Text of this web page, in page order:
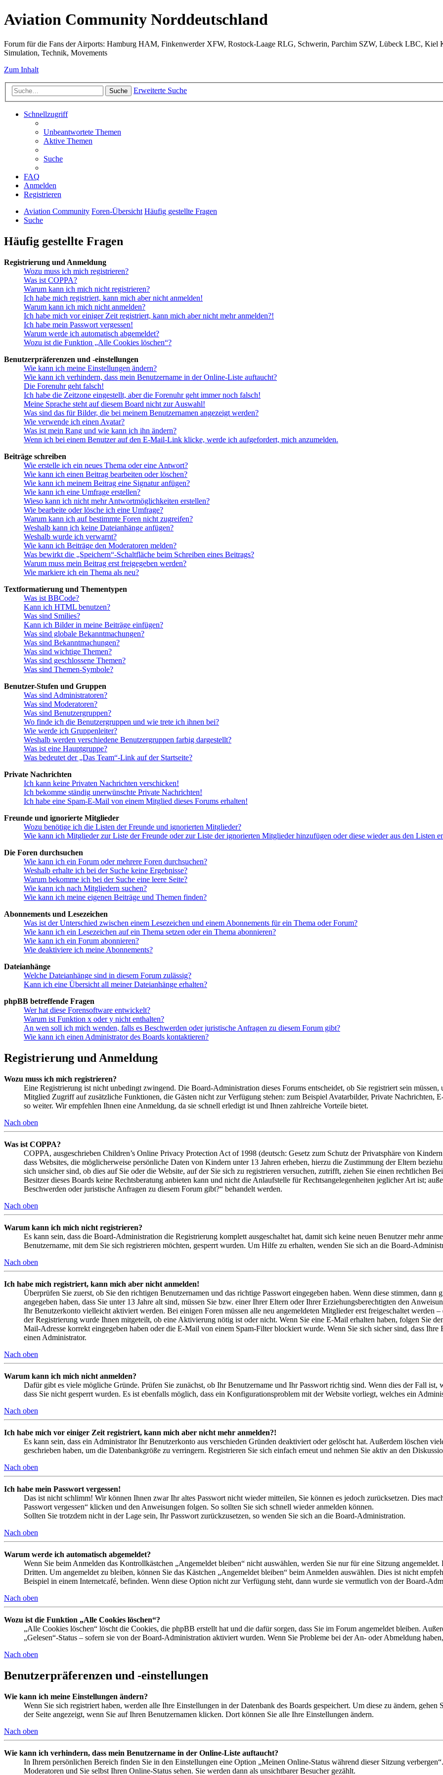
Aviation Community Norddeutschland
Forum für die Fans der Airports: Hamburg HAM, Finkenwerder XFW, Rostock-Laage RLG, Schwerin, Parchim SZW, Lübeck LBC, Kiel
Simulation, Technik, Movements
Zum Inhalt
Suche Erweiterte Suche
Schnellzugriff
Unbeantwortete Themen
Aktive Themen
Suche
FAQ
Anmelden
Registrieren
Aviation Community Foren-Übersicht Häufig gestellte Fragen
Suche
Häufig gestellte Fragen
Registrierung und Anmeldung
Wozu muss ich mich registrieren?
Was ist COPPA?
Warum kann ich mich nicht registrieren?
Ich habe mich registriert, kann mich aber nicht anmelden!
Warum kann ich mich nicht anmelden?
Ich habe mich vor einiger Zeit registriert, kann mich aber nicht mehr anmelden?!
Ich habe mein Passwort vergessen!
Warum werde ich automatisch abgemeldet?
Wozu ist die Funktion „Alle Cookies löschen“?
Benutzerpräferenzen und -einstellungen
Wie kann ich meine Einstellungen ändern?
Wie kann ich verhindern, dass mein Benutzername in der Online-Liste auftaucht?
Die Forenuhr geht falsch!
Ich habe die Zeitzone eingestellt, aber die Forenuhr geht immer noch falsch!
Meine Sprache steht auf diesem Board nicht zur Auswahl!
Was sind das für Bilder, die bei meinem Benutzernamen angezeigt werden?
Wie verwende ich einen Avatar?
Was ist mein Rang und wie kann ich ihn ändern?
Wenn ich bei einem Benutzer auf den E-Mail-Link klicke, werde ich aufgefordert, mich anzumelden.
Beiträge schreiben
Wie erstelle ich ein neues Thema oder eine Antwort?
Wie kann ich einen Beitrag bearbeiten oder löschen?
Wie kann ich meinem Beitrag eine Signatur anfügen?
Wie kann ich eine Umfrage erstellen?
Wieso kann ich nicht mehr Antwortmöglichkeiten erstellen?
Wie bearbeite oder lösche ich eine Umfrage?
Warum kann ich auf bestimmte Foren nicht zugreifen?
Weshalb kann ich keine Dateianhänge anfügen?
Weshalb wurde ich verwarnt?
Wie kann ich Beiträge den Moderatoren melden?
Was bewirkt die „Speichern“-Schaltfläche beim Schreiben eines Beitrags?
Warum muss mein Beitrag erst freigegeben werden?
Wie markiere ich ein Thema als neu?
Textformatierung und Thementypen
Was ist BBCode?
Kann ich HTML benutzen?
Was sind Smilies?
Kann ich Bilder in meine Beiträge einfügen?
Was sind globale Bekanntmachungen?
Was sind Bekanntmachungen?
Was sind wichtige Themen?
Was sind geschlossene Themen?
Was sind Themen-Symbole?
Benutzer-Stufen und Gruppen
Was sind Administratoren?
Was sind Moderatoren?
Was sind Benutzergruppen?
Wo finde ich die Benutzergruppen und wie trete ich ihnen bei?
Wie werde ich Gruppenleiter?
Weshalb werden verschiedene Benutzergruppen farbig dargestellt?
Was ist eine Hauptgruppe?
Was bedeutet der „Das Team“-Link auf der Startseite?
Private Nachrichten
Ich kann keine Privaten Nachrichten verschicken!
Ich bekomme ständig unerwünschte Private Nachrichten!
Ich habe eine Spam-E-Mail von einem Mitglied dieses Forums erhalten!
Freunde und ignorierte Mitglieder
Wozu benötige ich die Listen der Freunde und ignorierten Mitglieder?
Wie kann ich Mitglieder zur Liste der Freunde oder zur Liste der ignorierten Mitglieder hinzufügen oder diese wieder aus den Listen
Die Foren durchsuchen
Wie kann ich ein Forum oder mehrere Foren durchsuchen?
Weshalb erhalte ich bei der Suche keine Ergebnisse?
Warum bekomme ich bei der Suche eine leere Seite?
Wie kann ich nach Mitgliedern suchen?
Wie kann ich meine eigenen Beiträge und Themen finden?
Abonnements und Lesezeichen
Was ist der Unterschied zwischen einem Lesezeichen und einem Abonnements für ein Thema oder Forum?
Wie kann ich ein Lesezeichen auf ein Thema setzen oder ein Thema abonnieren?
Wie kann ich ein Forum abonnieren?
Wie deaktiviere ich meine Abonnements?
Dateianhänge
Welche Dateianhänge sind in diesem Forum zulässig?
Kann ich eine Übersicht all meiner Dateianhänge erhalten?
phpBB betreffende Fragen
Wer hat diese Forensoftware entwickelt?
Warum ist Funktion x oder y nicht enthalten?
An wen soll ich mich wenden, falls es Beschwerden oder juristische Anfragen zu diesem Forum gibt?
Wie kann ich einen Administrator des Boards kontaktieren?
Registrierung und Anmeldung
Wozu muss ich mich registrieren?
Eine Registrierung ist nicht unbedingt zwingend. Die Board-Administration dieses Forums entscheidet, ob Sie registriert sein
Mitglied Zugriff auf zusätzliche Funktionen, die Gästen nicht zur Verfügung stehen: zum Beispiel Avatarbilder, Private Nachrichten,
so weiter. Wir empfehlen Ihnen eine Anmeldung, da sie schnell erledigt ist und Ihnen zahlreiche Vorteile bietet.
Nach oben
Was ist COPPA?
COPPA, ausgeschrieben Children’s Online Privacy Protection Act of 1998 (deutsch: Gesetz zum Schutz der Privatsphäre von
dass Websites, die möglicherweise persönliche Daten von Kindern unter 13 Jahren erheben, hierzu die Zustimmung der Eltern
sich unsicher sind, ob dies auf Sie oder die Website, auf der Sie sich zu registrieren versuchen, zutrifft, ziehen Sie einen rechtlichen
Besitzer dieses Boards keine Rechtsberatung anbieten kann und nicht die Anlaufstelle für Rechtsangelegenheiten jeglicher Art ist;
Beschwerden oder juristische Anfragen zu diesem Forum gibt?“ behandelt werden.
Nach oben
Warum kann ich mich nicht registrieren?
Es kann sein, dass die Board-Administration die Registrierung komplett ausgeschaltet hat, damit sich keine neuen Benutzer mehr
Benutzername, mit dem Sie sich registrieren möchten, gesperrt wurden. Um Hilfe zu erhalten, wenden Sie sich an die Board-
Nach oben
Ich habe mich registriert, kann mich aber nicht anmelden!
Überprüfen Sie zuerst, ob Sie den richtigen Benutzernamen und das richtige Passwort eingegeben haben. Wenn diese stimmen, dann
angegeben haben, dass Sie unter 13 Jahre alt sind, müssen Sie bzw. einer Ihrer Eltern oder Ihrer Erziehungsberechtigten den
Ihr Benutzerkonto vielleicht aktiviert werden. Bei einigen Foren müssen alle neu angemeldeten Mitglieder erst freigeschaltet werden
der Registrierung wurde Ihnen mitgeteilt, ob eine Aktivierung nötig ist oder nicht. Wenn Sie eine E-Mail erhalten haben, folgen Sie
Mail-Adresse korrekt eingegeben haben oder die E-Mail von einem Spam-Filter blockiert wurde. Wenn Sie sich sicher sind, dass
einen Administrator.
Nach oben
Warum kann ich mich nicht anmelden?
Dafür gibt es viele mögliche Gründe. Prüfen Sie zunächst, ob Ihr Benutzername und Ihr Passwort richtig sind. Wenn dies der Fall ist,
dass Sie nicht gesperrt wurden. Es ist ebenfalls möglich, dass ein Konfigurationsproblem mit der Website vorliegt, welches ein
Nach oben
Ich habe mich vor einiger Zeit registriert, kann mich aber nicht mehr anmelden?!
Es kann sein, dass ein Administrator Ihr Benutzerkonto aus verschieden Gründen deaktiviert oder gelöscht hat. Außerdem löschen
geschrieben haben, um die Datenbankgröße zu verringern. Registrieren Sie sich einfach erneut und nehmen Sie aktiv an den
Nach oben
Ich habe mein Passwort vergessen!
Das ist nicht schlimm! Wir können Ihnen zwar Ihr altes Passwort nicht wieder mitteilen, Sie können es jedoch zurücksetzen. Dies
Passwort vergessen“ klicken und den Anweisungen folgen. So sollten Sie sich schnell wieder anmelden können.
Sollten Sie trotzdem nicht in der Lage sein, Ihr Passwort zurückzusetzen, so wenden Sie sich an die Board-Administration.
Nach oben
Warum werde ich automatisch abgemeldet?
Wenn Sie beim Anmelden das Kontrollkästchen „Angemeldet bleiben“ nicht auswählen, werden Sie nur für eine Sitzung
Dritten. Um angemeldet zu bleiben, können Sie das Kästchen „Angemeldet bleiben“ beim Anmelden auswählen. Dies ist nicht
Beispiel in einem Internetcafé, befinden. Wenn diese Option nicht zur Verfügung steht, dann wurde sie vermutlich von der Board-
Nach oben
Wozu ist die Funktion „Alle Cookies löschen“?
„Alle Cookies löschen“ löscht die Cookies, die phpBB erstellt hat und die dafür sorgen, dass Sie im Forum angemeldet bleiben.
„Gelesen“-Status – sofern sie von der Board-Administration aktiviert wurden. Wenn Sie Probleme bei der An- oder Abmeldung
Nach oben
Benutzerpräferenzen und -einstellungen
Wie kann ich meine Einstellungen ändern?
Wenn Sie sich registriert haben, werden alle Ihre Einstellungen in der Datenbank des Boards gespeichert. Um diese zu ändern,
der Seite angezeigt, wenn Sie auf Ihren Benutzernamen klicken. Dort können Sie alle Ihre Einstellungen ändern.
Nach oben
Wie kann ich verhindern, dass mein Benutzername in der Online-Liste auftaucht?
In Ihrem persönlichen Bereich finden Sie in den Einstellungen eine Option „Meinen Online-Status während dieser Sitzung
Moderatoren und Sie selbst Ihren Online-Status sehen. Sie werden dann als unsichtbarer Besucher gezählt.